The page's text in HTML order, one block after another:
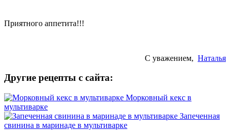
Приятного аппетита!!!
С уважением, Наталья
Другие рецепты с сайта:
Морковный кекс в
мультиварке
Запеченная
свинина в маринаде в мультиварке